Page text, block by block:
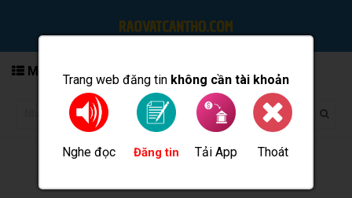
Trang web đăng tin không cần tài khoản
Nghe đọc Đăng tin Tải App Thoát
MENU